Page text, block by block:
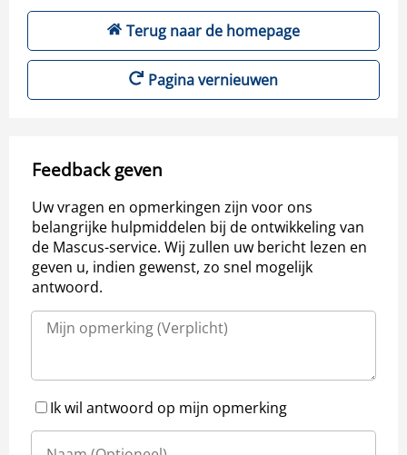
Terug naar de homepage
Pagina vernieuwen
Feedback geven
Uw vragen en opmerkingen zijn voor ons
belangrijke hulpmiddelen bij de ontwikkeling van
de Mascus-service. Wij zullen uw bericht lezen en
geven u, indien gewenst, zo snel mogelijk
antwoord.
Ik wil antwoord op mijn opmerking